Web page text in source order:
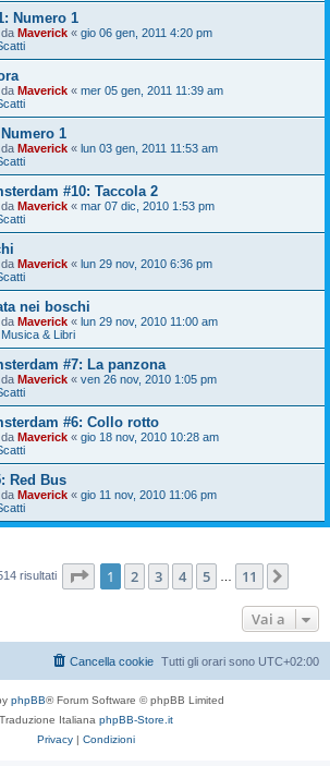
Numero 1
Maverick « gio 06 gen, 2011 4:20 pm
Maverick « mer 05 gen, 2011 11:39 am
1
Maverick « lun 03 gen, 2011 11:53 am
#10: Taccola 2
Maverick « mar 07 dic, 2010 1:53 pm
Maverick « lun 29 nov, 2010 6:36 pm
nei boschi
Maverick « lun 29 nov, 2010 11:00 am
& Libri
#7: La panzona
Maverick « ven 26 nov, 2010 1:05 pm
#6: Collo rotto
Maverick « gio 18 nov, 2010 10:28 am
Red Bus
Maverick « gio 11 nov, 2010 11:06 pm
risultati Pagina di 11
1 2 3 4 5 11
Vai a
Tutti gli orari sono UTC+02:00
Cancella cookie
phpBB® Forum Software © phpBB Limited
Traduzione Italiana phpBB-Store.it
Privacy | Condizioni